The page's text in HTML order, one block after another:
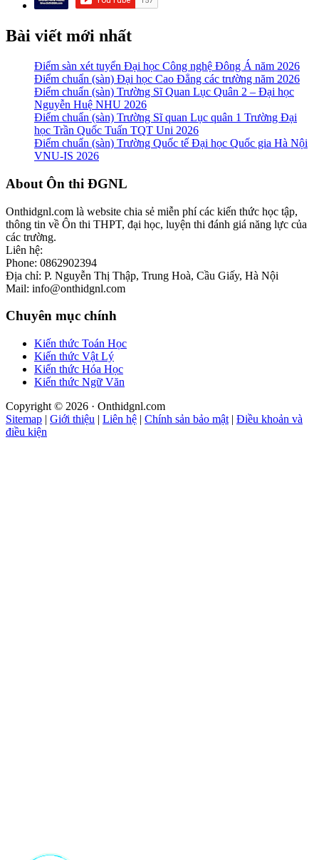
Bài viết mới nhất
Điểm sàn xét tuyển Đại học Công nghệ Đông Á năm 2026
Điểm chuẩn (sàn) Đại học Cao Đẳng các trường năm 2026
Điểm chuẩn (sàn) Trường Sĩ Quan Lục Quân 2 – Đại học
Nguyễn Huệ NHU 2026
Điểm chuẩn (sàn) Trường Sĩ quan Lục quân 1 Trường Đại
học Trần Quốc Tuấn TQT Uni 2026
Điểm chuẩn (sàn) Trường Quốc tế Đại học Quốc gia Hà Nội
VNU-IS 2026
Footer
About Ôn thi ĐGNL
Onthidgnl.com là website chia sẻ miễn phí các kiến thức học tập,
thông tin về Ôn thi THPT, đại học, luyện thi đánh giá năng lực của
các trường.
Liên hệ:
Phone: 0862902394
Địa chỉ: P. Nguyễn Thị Thập, Trung Hoà, Cầu Giấy, Hà Nội
Mail: info@onthidgnl.com
Chuyên mục chính
Kiến thức Toán Học
Kiến thức Vật Lý
Kiến thức Hóa Học
Kiến thức Ngữ Văn
Copyright © 2026 · Onthidgnl.com
Sitemap | Giới thiệu | Liên hệ | Chính sản bảo mật | Điều khoản và
điều kiện